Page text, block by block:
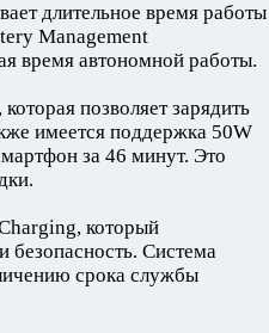
длительное время работы
Management
время автономной работы.
позволяет зарядить
имеется поддержка 50W
за 46 минут. Это
который
безопасность. Система
срока службы